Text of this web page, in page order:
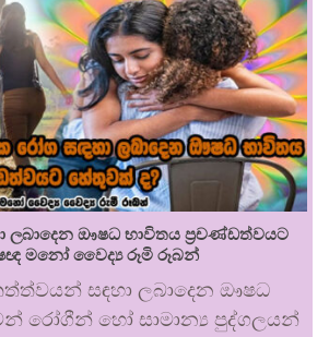
ලබාදෙන ඖෂධ භාවිතය ප්‍රචණ්ඩත්වයට
මනෝ වෛද්‍ය රූමි රූබන්
සඳහා ලබාදෙන ඖෂධ
රෝගීන් හෝ සාමාන්‍ය පුද්ගලයන්